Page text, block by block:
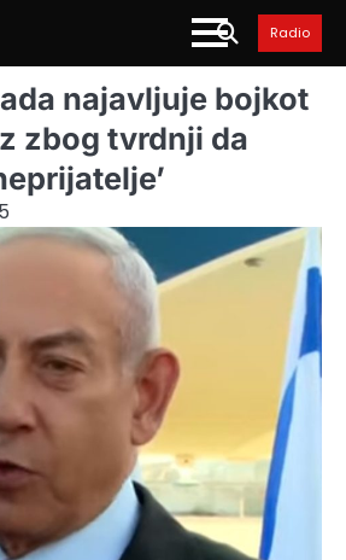
Radio
najavljuje bojkot
zbog tvrdnji da